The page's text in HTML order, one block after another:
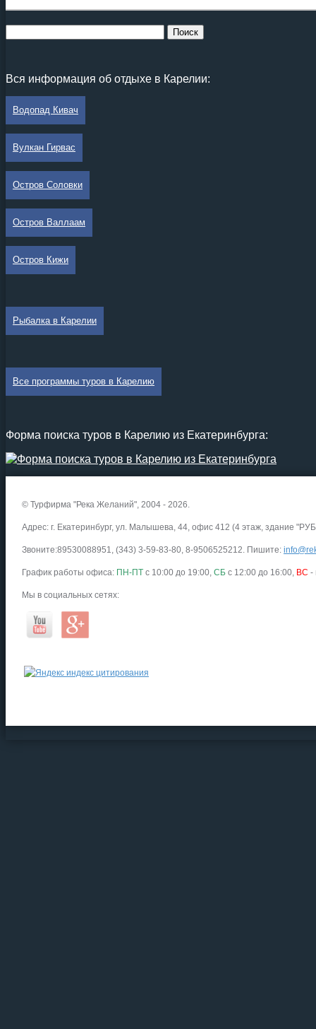
Вся информация об отдыхе в Карелии:
Водопад Кивач
Вулкан Гирвас
Остров Соловки
Остров Валлаам
Остров Кижи
Рыбалка в Карелии
Все программы туров в Карелию
Форма поиска туров в Карелию из Екатеринбурга:
© Турфирма "Река Желаний", 2004 - 2026.
Адрес: г. Екатеринбург, ул. Малышева, 44, офис 412 (4 этаж, здание
Звоните:89530088951, (343) 3-59-83-80, 8-9506525212. Пишите:
График работы офиса: ПН-ПТ с 10:00 до 19:00, СБ с 12:00 до 16:00, ВС -
Мы в социальных сетях: